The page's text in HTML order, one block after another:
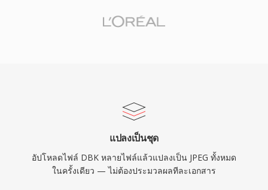
แปลงเป็นชุด
อัปโหลดไฟล์ DBK หลายไฟล์แล้วแปลงเป็น JPEG ทั้งหมด
ในครั้งเดียว — ไม่ต้องประมวลผลทีละเอกสาร